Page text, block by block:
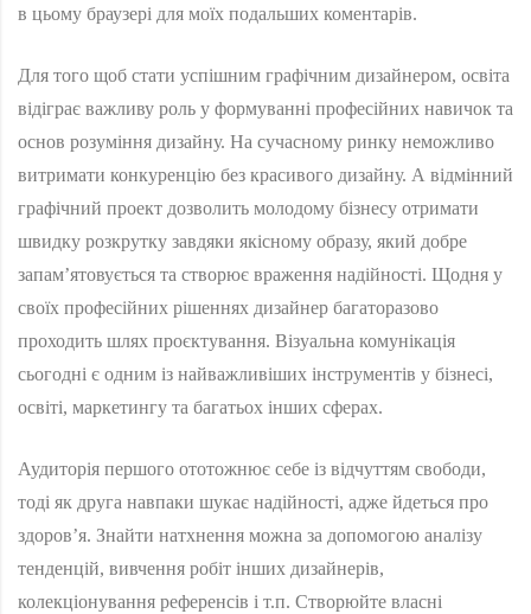
в цьому браузері для моїх подальших коментарів.
Для того щоб стати успішним графічним дизайнером, освіта
відіграє важливу роль у формуванні професійних навичок та
основ розуміння дизайну. На сучасному ринку неможливо
витримати конкуренцію без красивого дизайну. А відмінний
графічний проект дозволить молодому бізнесу отримати
швидку розкрутку завдяки якісному образу, який добре
запам’ятовується та створює враження надійності. Щодня у
своїх професійних рішеннях дизайнер багаторазово
проходить шлях проєктування. Візуальна комунікація
сьогодні є одним із найважливіших інструментів у бізнесі,
освіті, маркетингу та багатьох інших сферах.
Аудиторія першого ототожнює себе із відчуттям свободи,
тоді як друга навпаки шукає надійності, адже йдеться про
здоров’я. Знайти натхнення можна за допомогою аналізу
тенденцій, вивчення робіт інших дизайнерів,
колекціонування референсів і т.п. Створюйте власні